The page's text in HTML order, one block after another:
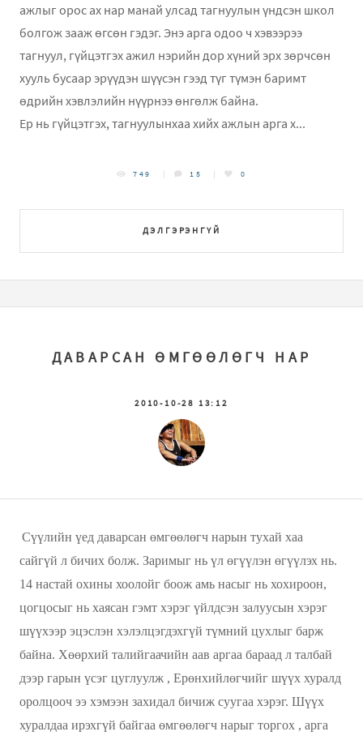
ажлыг орос ах нар манай улсад тагнуулын үндсэн школ
болгож зааж өгсөн гэдэг. Энэ арга одоо ч хэвээрээ
тагнуул, гүйцэтгэх ажил нэрийн дор хүний эрх зөрчсөн
хууль бусаар эрүүдэн шүүсэн гээд түг түмэн баримт
өдрийн хэвлэлийн нүүрнээ өнгөлж байна.
Ер нь гүйцэтгэх, тагнуулынхаа хийх ажлын арга х...
ДЭЛГЭРЭНГҮЙ
749 15 0
ДАВАРСАН ӨМГӨӨЛӨГЧ НАР
2010-10-28 13:12
Сүүлийн үед даварсан өмгөөлөгч нарын тухай хаа
сайгүй л бичих болж. Заримыг нь үл өгүүлэн өгүүлэх нь.
14 настай охины хоолойг боож амь насыг нь хохироон,
цогцосыг нь хаясан гэмт хэрэг үйлдсэн залуусын хэрэг
шүүхээр эцэслэн хэлэлцэгдэхгүй түмний цухлыг барж
байна. Хөөрхий талийгаачийн аав аргаа бараад л талбай
дээр гарын үсэг цуглуулж , Ерөнхийлөгчийг шүүх хуралд
оролцооч ээ хэмээн захидал бичиж суугаа хэрэг. Шүүх
хуралдаа ирэхгүй байгаа өмгөөлөгч нарыг торгох , арга